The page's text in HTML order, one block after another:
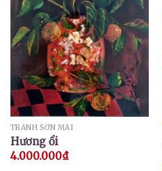
TRANH SƠN MÀI
Hương ổi
4.000.000₫